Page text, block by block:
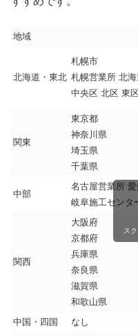
地域
北海道・東北
札幌市
札幌営業所 北
中央区 北区 東
関東
東京都
神奈川県
埼玉県
千葉県
中部
名古屋営業所
岐阜施工センタ
関西
大阪府
京都府
兵庫県
奈良県
滋賀県
和歌山県
中国・四国
なし
ス